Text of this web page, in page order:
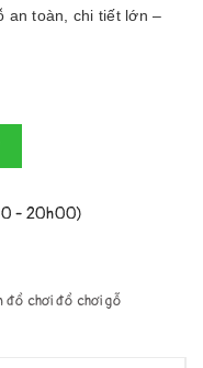
an toàn, chi tiết lớn –
- 20h00)
đồ chơi đồ chơi gỗ